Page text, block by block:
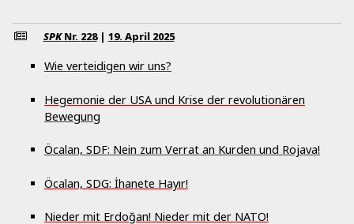
SPKNr. 228 | 19. April 2025
Wie verteidigen wir uns?
Hegemonie der USA und Krise der revolutionären
Bewegung
Öcalan, SDF: Nein zum Verrat an Kurden und Rojava!
Öcalan, SDG: İhanete Hayır!
Nieder mit Erdoğan! Nieder mit der NATO!